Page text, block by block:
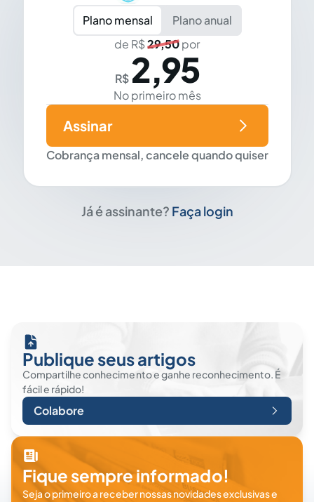
Plano mensal
Plano anual
de R$29,50por
R$ 2,95
No primeiro mês
Cobrança mensal, cancele quando quiser
Assinar
Já é assinante? Faça login
Publique seus artigos
Compartilhe conhecimento e ganhe reconhecimento. É
fácil e rápido!
Colabore
Fique sempre informado!
Seja o primeiro a receber nossas novidades exclusivas e